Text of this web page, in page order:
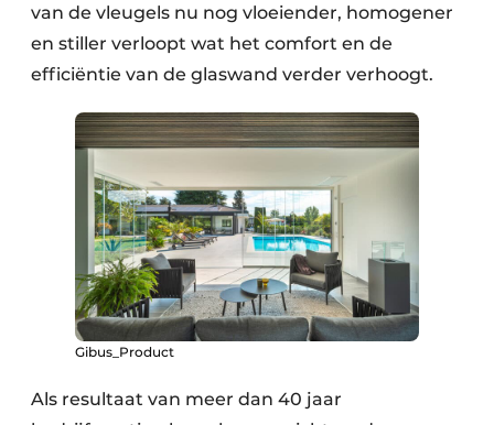
van de vleugels nu nog vloeiender, homogener
en stiller verloopt wat het comfort en de
efficiëntie van de glaswand verder verhoogt.
Gibus_Product
Als resultaat van meer dan 40 jaar